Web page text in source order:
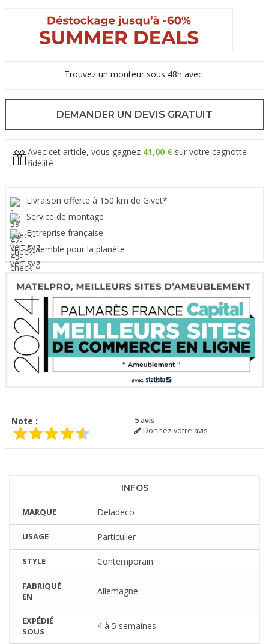
Trouvez un monteur sous 48h avec
DEMANDER UN DEVIS GRATUIT
Avec cet article, vous gagnez 41,00 € sur votre cagnotte
fidélité
Livraison offerte à 150 km de Givet*
Service de montage
Entreprise française
Ensemble pour la planète
Note : 5avis
Donnez votre avis
INFOS
MARQUE Deladeco
USAGE Particulier
STYLE Contemporain
FABRIQUÉ
EN
Allemagne
EXPÉDIÉ
SOUS
4 à 5 semaines